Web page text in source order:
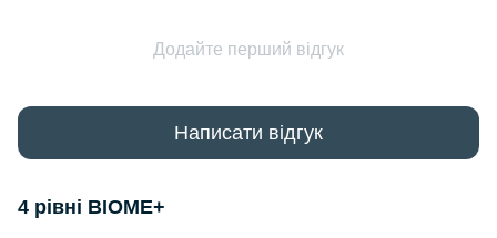
Додайте перший відгук
Написати відгук
4 рівні BIOME+